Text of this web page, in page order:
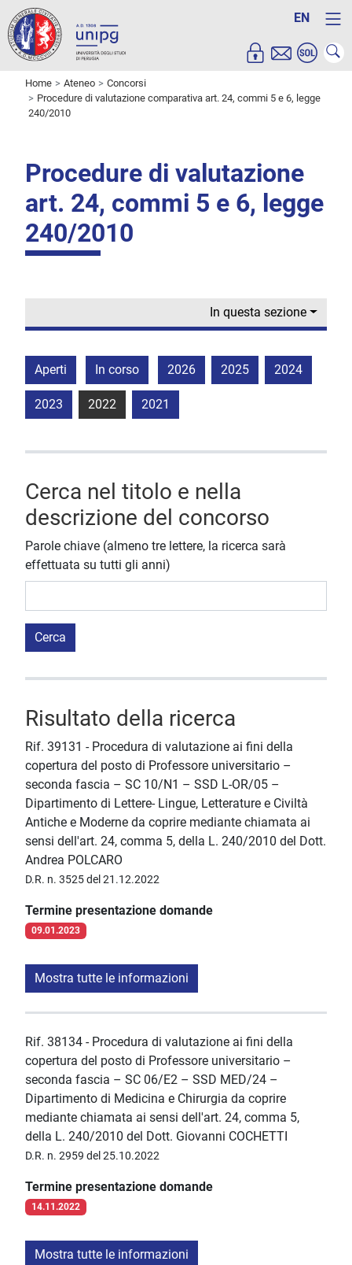
EN
Home Ateneo
Concorsi
Procedure di valutazione comparativa art. 24, commi 5 e 6, legge
240/2010
Procedure di valutazione
art. 24, commi 5 e 6, legge
240/2010
In questa sezione
Aperti In corso 2026 2025 2024
2023 2022 2021
Cerca nel titolo e nella
descrizione del concorso
Parole chiave (almeno tre lettere, la ricerca sarà
effettuata su tutti gli anni)
Cerca
Risultato della ricerca
Rif. 39131 - Procedura di valutazione ai fini della
copertura del posto di Professore universitario –
seconda fascia – SC 10/N1 – SSD L-OR/05 –
Dipartimento di Lettere- Lingue, Letterature e Civiltà
Antiche e Moderne da coprire mediante chiamata ai
sensi dell'art. 24, comma 5, della L. 240/2010 del Dott.
Andrea POLCARO
D.R. n. 3525 del 21.12.2022
Termine presentazione domande
09.01.2023
Mostra tutte le informazioni
Rif. 38134 - Procedura di valutazione ai fini della
copertura del posto di Professore universitario –
seconda fascia – SC 06/E2 – SSD MED/24 –
Dipartimento di Medicina e Chirurgia da coprire
mediante chiamata ai sensi dell'art. 24, comma 5,
della L. 240/2010 del Dott. Giovanni COCHETTI
D.R. n. 2959 del 25.10.2022
Termine presentazione domande
14.11.2022
Mostra tutte le informazioni